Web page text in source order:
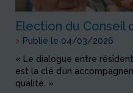
Election du Conseil
> Publié le 04/03/2026
« Le dialogue entre
est la clé d’un
qualité. »